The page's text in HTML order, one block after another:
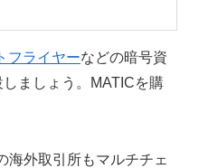
フライヤーなどの暗号資
ましょう。MATICを購
海外取引所もマルチチェ